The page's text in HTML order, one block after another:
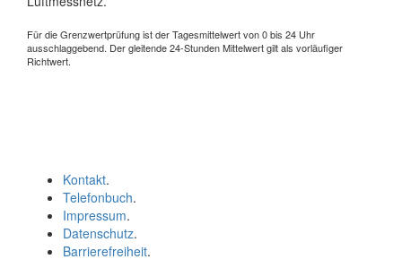
Für die Grenzwertprüfung ist der Tagesmittelwert von 0 bis 24 Uhr
ausschlaggebend. Der gleitende 24-Stunden Mittelwert gilt als vorläufiger
Richtwert.
Kontakt.
Telefonbuch.
Impressum.
Datenschutz.
Barrierefreiheit.